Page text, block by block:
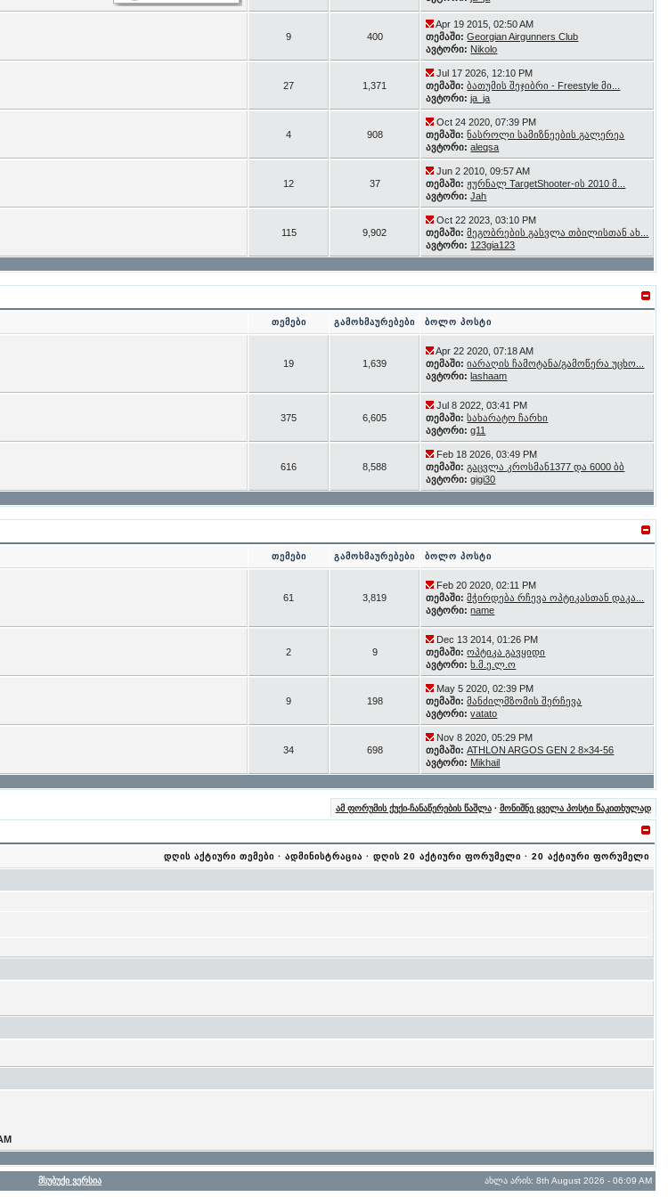
9 400
Apr 19 2015, 02:50 AM
თემაში: Georgian Airgunners Club
ავტორი: Nikolo
27 1,371
Jul 17 2026, 12:10 PM
თემაში: ბათუმის შეჯიბრი - Freestyle მი...
ავტორი: ja_ja
4 908
Oct 24 2020, 07:39 PM
თემაში: ნასროლი სამიზნეების გალერეა
ავტორი: aleqsa
12 37
Jun 2 2010, 09:57 AM
თემაში: ჟურნალ TargetShooter-ის 2010 მ...
ავტორი: Jah
115 9,902
Oct 22 2023, 03:10 PM
თემაში: მეგობრების გასვლა თბილისთან ახ...
ავტორი: 123gia123
თემები გამოხმაურებები ბოლო პოსტი
19 1,639
Apr 22 2020, 07:18 AM
თემაში: იარაღის ჩამოტანა/გამოწერა უცხო...
ავტორი: lashaam
375 6,605
Jul 8 2022, 03:41 PM
თემაში: სახარატო ჩარხი
ავტორი: g11
616 8,588
Feb 18 2026, 03:49 PM
თემაში: გაცვლა კროსმან1377 და 6000 ბბ
ავტორი: gigi30
თემები გამოხმაურებები ბოლო პოსტი
61 3,819
Feb 20 2020, 02:11 PM
თემაში: მჭირდება რჩევა ოპტიკასთან დაკა...
ავტორი: name
2 9
Dec 13 2014, 01:26 PM
თემაში: ოპტიკა გავყიდი
ავტორი: ხ.მ.ე.ლ.ო
9 198
May 5 2020, 02:39 PM
თემაში: მანძილმზომის შერჩევა
ავტორი: vatato
34 698
Nov 8 2020, 05:29 PM
თემაში: ATHLON ARGOS GEN 2 8×34-56
ავტორი: Mikhail
ამ ფორუმის ქუქი-ჩანაწერების წაშლა· მონიშნე ყველა პოსტი წაკითხულად
დღის აქტიური თემები ·ადმინისტრაცია ·დღის 20 აქტიური ფორუმელი ·20 აქტიური ფორუმელი
მსუბუქი ვერსია ახლა არის: 8th August 2026 - 06:09 AM